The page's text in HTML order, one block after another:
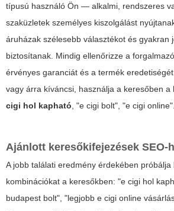
típusú használó Ön — alkalmi, rendszeres
szaküzletek személyes kiszolgálást
áruházak szélesebb választékot és gyakran
biztosítanak. Mindig ellenőrizze a
érvényes garanciát és a termék
vagy árra kíváncsi, használja a keresőben a
cigi hol kapható , "e cigi bolt", "e cigi online".
Ajánlott keresőkifejezések SEO-
A jobb találati eredmény érdekében próbálja
kombinációkat a keresőkben: "e cigi hol
budapest bolt", "legjobb e cigi online